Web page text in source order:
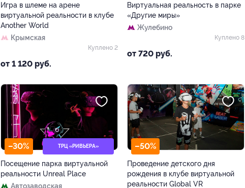
Игра в шлеме на арене
виртуальной реальности в клубе
Another World
Крымская
от 1 120 руб.
Куплено 2
Виртуальная реальность в парке
«Другие миры»
Жулебино
от 720 руб.
Куплено 8
–30% ТРЦ «РИВЬЕРА»
Посещение парка виртуальной
реальности Unreal Place
Автозаводская
–50%
Проведение детского дня
рождения в клубе виртуальной
реальности Global VR